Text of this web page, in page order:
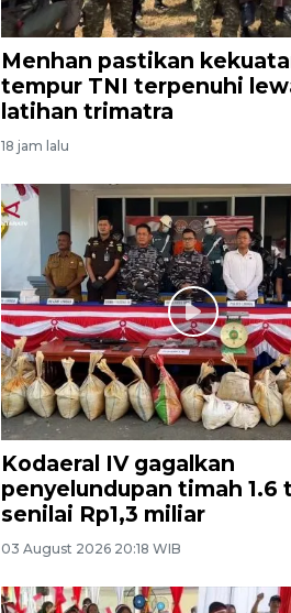
Menhan pastikan
tempur TNI terpenuhi
latihan trimatra
18 jam lalu
Kodaeral IV gagalkan
penyelundupan timah 1.6
senilai Rp1,3 miliar
03 August 2026 20:18 WIB